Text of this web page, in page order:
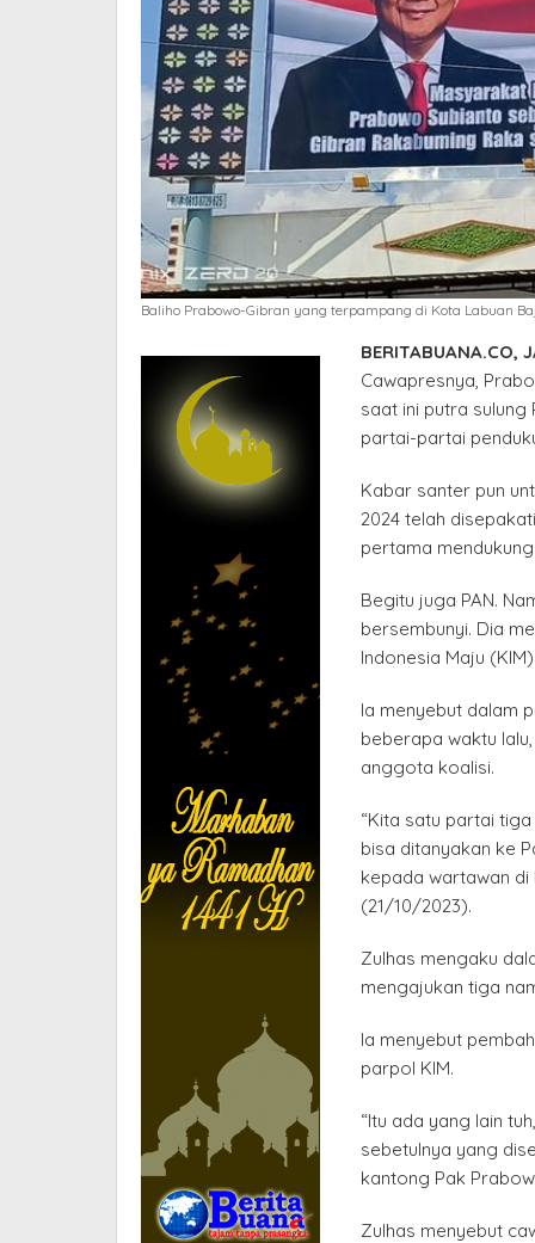
Baliho Prabowo-Gibran yang terpampang di Kota Labuan
BERITABUANA.CO,
Cawapresnya,
saat ini putra
partai-partai
Kabar santer pun
2024 telah
pertama
Begitu juga PAN.
bersembunyi. Dia
Indonesia Maju
Ia menyebut dalam
beberapa waktu
anggota koalisi.
“Kita satu partai
bisa ditanyakan ke
kepada wartawan di
(21/10/2023).
Zulhas mengaku
mengajukan tiga
Ia menyebut
parpol KIM.
“Itu ada yang lain
sebetulnya yang
kantong Pak
Zulhas menyebut